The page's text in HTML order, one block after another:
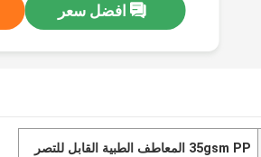
افضل سعر
35gsm PP المعاطف الطبية القابل للتصر